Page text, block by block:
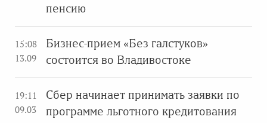
пенсию
15:08
13.09
Бизнес-прием «Без галстуков»
состоится во Владивостоке
19:11
09.03
Сбер начинает принимать заявки по
программе льготного кредитования